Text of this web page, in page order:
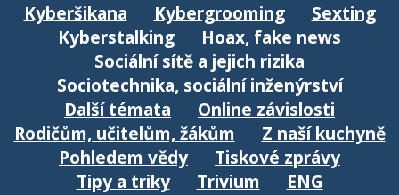
Kyberšikana Kybergrooming
Sexting
Kyberstalking
Hoax, fake news
Sociální sítě a jejich rizika
Sociotechnika, sociální inženýrství
Další témata
Online závislosti
Rodičům, učitelům, žákům
Z naší kuchyně
Pohledem vědy
Tiskové zprávy
Tipy a triky
Trivium ENG